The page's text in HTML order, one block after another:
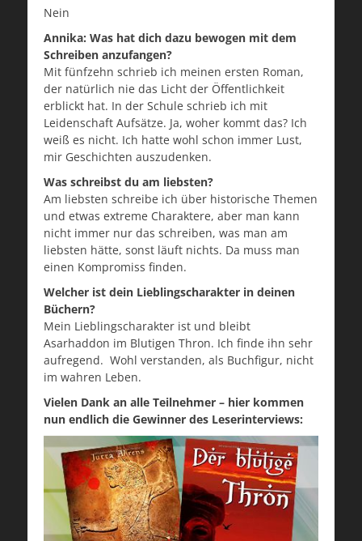
Nein
Annika: Was hat dich dazu bewogen mit dem
Schreiben anzufangen?
Mit fünfzehn schrieb ich meinen ersten Roman,
der natürlich nie das Licht der Öffentlichkeit
erblickt hat. In der Schule schrieb ich mit
Leidenschaft Aufsätze. Ja, woher kommt das? Ich
weiß es nicht. Ich hatte wohl schon immer Lust,
mir Geschichten auszudenken.
Was schreibst du am liebsten?
Am liebsten schreibe ich über historische Themen
und etwas extreme Charaktere, aber man kann
nicht immer nur das schreiben, was man am
liebsten hätte, sonst läuft nichts. Da muss man
einen Kompromiss finden.
Welcher ist dein Lieblingscharakter in deinen
Büchern?
Mein Lieblingscharakter ist und bleibt
Asarhaddon im Blutigen Thron. Ich finde ihn sehr
aufregend. Wohl verstanden, als Buchfigur, nicht
im wahren Leben.
Vielen Dank an alle Teilnehmer – hier kommen
nun endlich die Gewinner des Leserinterviews: